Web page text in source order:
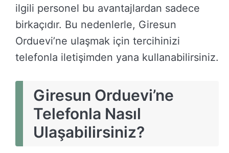
ilgili personel bu avantajlardan sadece
birkaçıdır. Bu nedenlerle, Giresun
Orduevi’ne ulaşmak için tercihinizi
telefonla iletişimden yana kullanabilirsiniz.
Giresun Orduevi’ne
Telefonla Nasıl
Ulaşabilirsiniz?